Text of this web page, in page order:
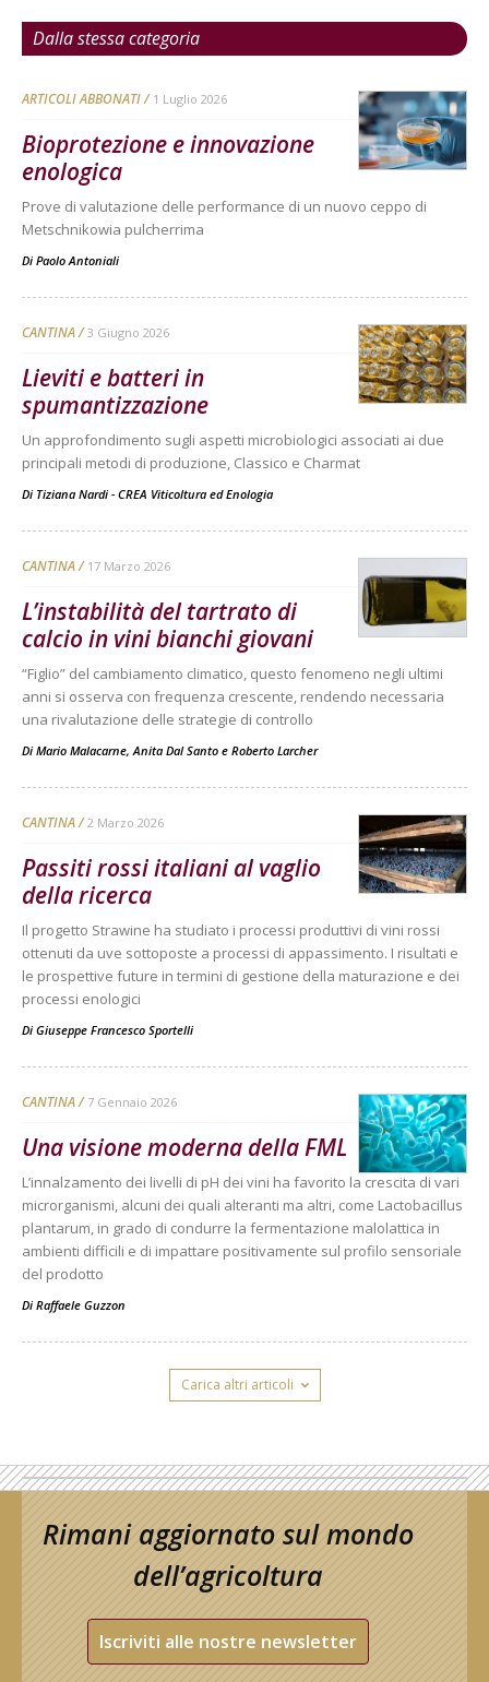
Dalla stessa categoria
ARTICOLI ABBONATI 1 Luglio 2026
Bioprotezione e innovazione
enologica
Prove di valutazione delle performance di un nuovo ceppo di
Metschnikowia pulcherrima
Di Paolo Antoniali
CANTINA 3 Giugno 2026
Lieviti e batteri in
spumantizzazione
Un approfondimento sugli aspetti microbiologici associati ai due
principali metodi di produzione, Classico e Charmat
Di Tiziana Nardi - CREA Viticoltura ed Enologia
CANTINA 17 Marzo 2026
L’instabilità del tartrato di
calcio in vini bianchi giovani
“Figlio” del cambiamento climatico, questo fenomeno negli ultimi
anni si osserva con frequenza crescente, rendendo necessaria
una rivalutazione delle strategie di controllo
Di Mario Malacarne,Anita Dal Santo e Roberto Larcher
CANTINA 2 Marzo 2026
Passiti rossi italiani al vaglio
della ricerca
Il progetto Strawine ha studiato i processi produttivi di vini rossi
ottenuti da uve sottoposte a processi di appassimento. I risultati e
le prospettive future in termini di gestione della maturazione e dei
processi enologici
Di Giuseppe Francesco Sportelli
CANTINA 7 Gennaio 2026
Una visione moderna della FML
L’innalzamento dei livelli di pH dei vini ha favorito la crescita di vari
microrganismi, alcuni dei quali alteranti ma altri, come Lactobacillus
plantarum, in grado di condurre la fermentazione malolattica in
ambienti difficili e di impattare positivamente sul profilo sensoriale
del prodotto
Di Raffaele Guzzon
Carica altri articoli
Rimani aggiornato sul mondo
dell’agricoltura
Iscriviti alle nostre newsletter